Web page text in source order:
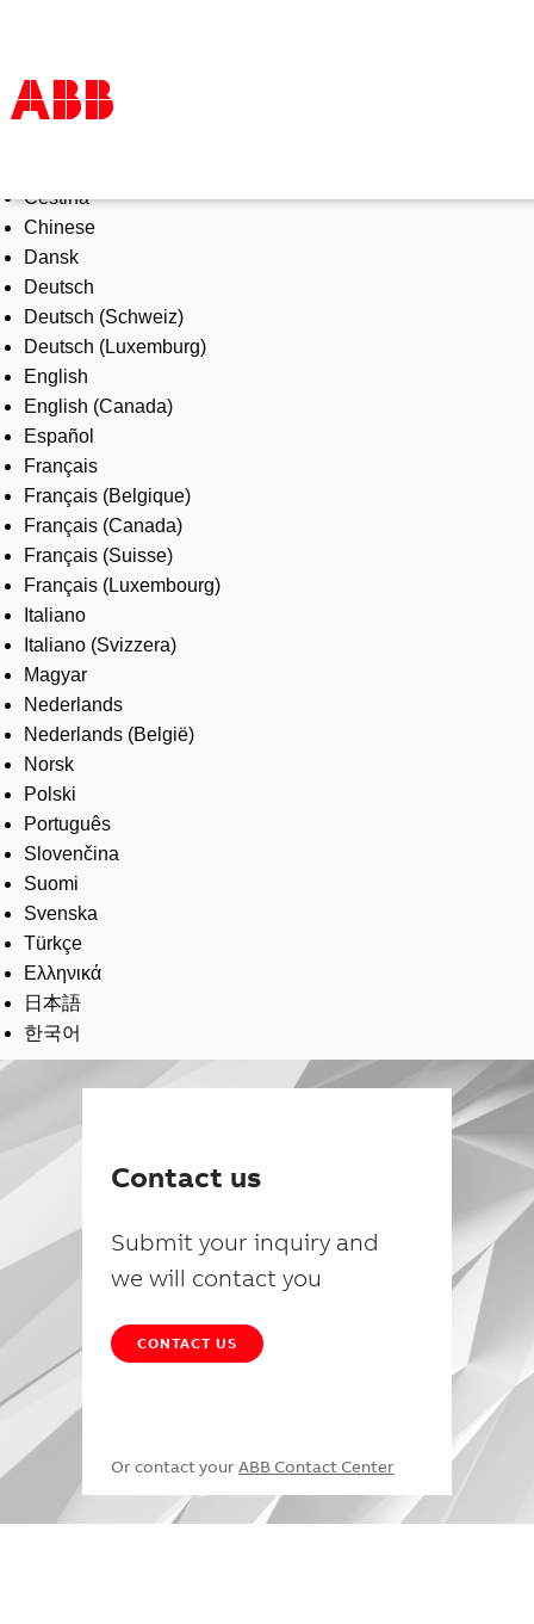
Products & Solutions
Industries
Services
About us
Where to buy
Contact us
Careers
Čeština
Chinese
Dansk
Deutsch
Deutsch (Schweiz)
Deutsch (Luxemburg)
English
English (Canada)
Español
Français
Français (Belgique)
Français (Canada)
Français (Suisse)
Français (Luxembourg)
Italiano
Italiano (Svizzera)
Magyar
Nederlands
Nederlands (België)
Norsk
Polski
Português
Slovenčina
Suomi
Svenska
Türkçe
Ελληνικά
日本語
한국어
Contact us
Submit your inquiry and
we will contact you
CONTACT US
Or contact your ABB Contact Center